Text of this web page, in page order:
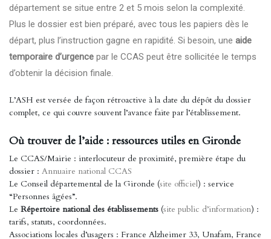
département se situe entre 2 et 5 mois selon la complexité.
Plus le dossier est bien préparé, avec tous les papiers dès le
départ, plus l’instruction gagne en rapidité. Si besoin, une aide
temporaire d’urgence par le CCAS peut être sollicitée le temps
d’obtenir la décision finale.
L’ASH est versée de façon rétroactive à la date du dépôt du dossier
complet, ce qui couvre souvent l’avance faite par l’établissement.
Où trouver de l’aide : ressources utiles en Gironde
Le CCAS/Mairie : interlocuteur de proximité, première étape du
dossier : Annuaire national CCAS
Le Conseil départemental de la Gironde (site officiel) : service
“Personnes âgées”.
Le Répertoire national des établissements (site public d’information) :
tarifs, statuts, coordonnées.
Associations locales d’usagers : France Alzheimer 33, Unafam, France